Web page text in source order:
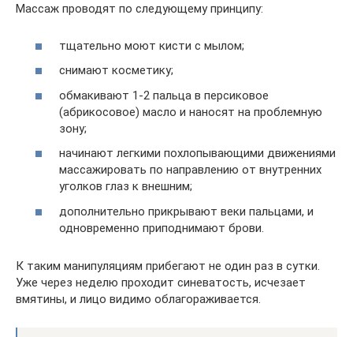
Массаж проводят по следующему принципу:
тщательно моют кисти с мылом;
снимают косметику;
обмакивают 1-2 пальца в персиковое
(абрикосовое) масло и наносят на проблемную
зону;
начинают легкими похлопывающими движениями
массажировать по направлению от внутренних
уголков глаз к внешним;
дополнительно прикрывают веки пальцами, и
одновременно приподнимают брови.
К таким манипуляциям прибегают не один раз в сутки.
Уже через неделю проходит синеватость, исчезает
вмятины, и лицо видимо облагораживается.